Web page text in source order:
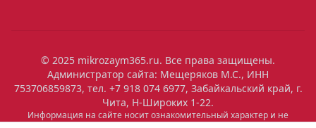
© 2025 mikrozaym365.ru. Все права защищены.
Администратор сайта: Мещеряков М.С., ИНН
753706859873, тел. +7 918 074 6977, Забайкальский край, г.
Чита, Н-Широких 1-22.
Информация на сайте носит ознакомительный характер и не